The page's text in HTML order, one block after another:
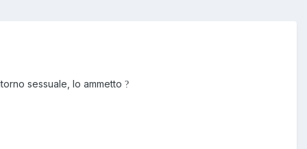
sessuale, lo ammetto ?